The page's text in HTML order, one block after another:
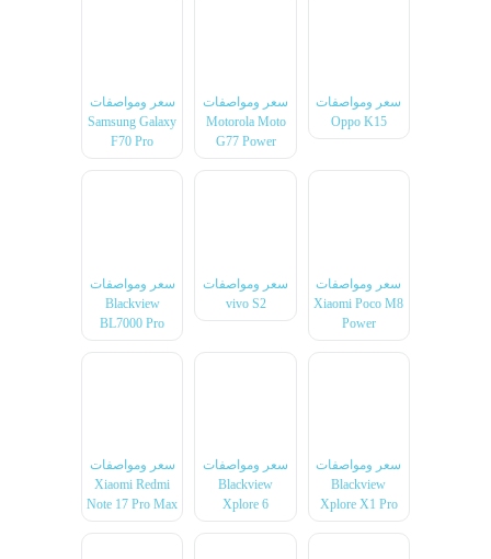
سعر ومواصفات
Oppo K15
سعر ومواصفات
Motorola Moto
G77 Power
سعر ومواصفات
Samsung Galaxy
F70 Pro
سعر ومواصفات
Xiaomi Poco M8
Power
سعر ومواصفات
vivo S2
سعر ومواصفات
Blackview
BL7000 Pro
سعر ومواصفات
Blackview
Xplore X1 Pro
سعر ومواصفات
Blackview
Xplore 6
سعر ومواصفات
Xiaomi Redmi
Note 17 Pro Max